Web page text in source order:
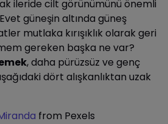
ileride cilt görünümünü önemli
güneşin altında güneş
mutlaka kırışıklık olarak geri
gereken başka ne var?
, daha pürüzsüz ve genç
dört alışkanlıktan uzak
from Pexels